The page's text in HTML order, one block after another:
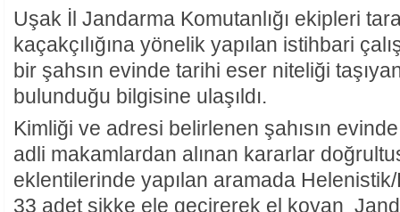
Uşak İl Jandarma Komutanlığı ekipleri
kaçakçılığına yönelik yapılan istihbari
bir şahsın evinde tarihi eser niteliği
bulunduğu bilgisine ulaşıldı.
Kimliği ve adresi belirlenen şahısın
adli makamlardan alınan kararlar
eklentilerinde yapılan aramada
33 adet sikke ele geçirerek el koyan